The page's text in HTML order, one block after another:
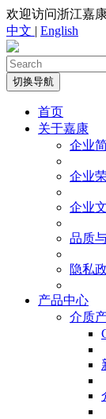
欢迎访问浙江嘉
中文 | English
切换导航
首页
关于嘉康
企业
企业
企业
品质
隐私
产品中心
介质